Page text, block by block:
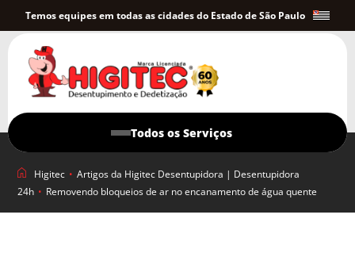
Higitec • Artigos da Higitec Desentupidora | Desentupidora
24h • Removendo bloqueios de ar no encanamento de água quente
Temos equipes em todas as cidades do Estado de São Paulo
Todos os Serviços